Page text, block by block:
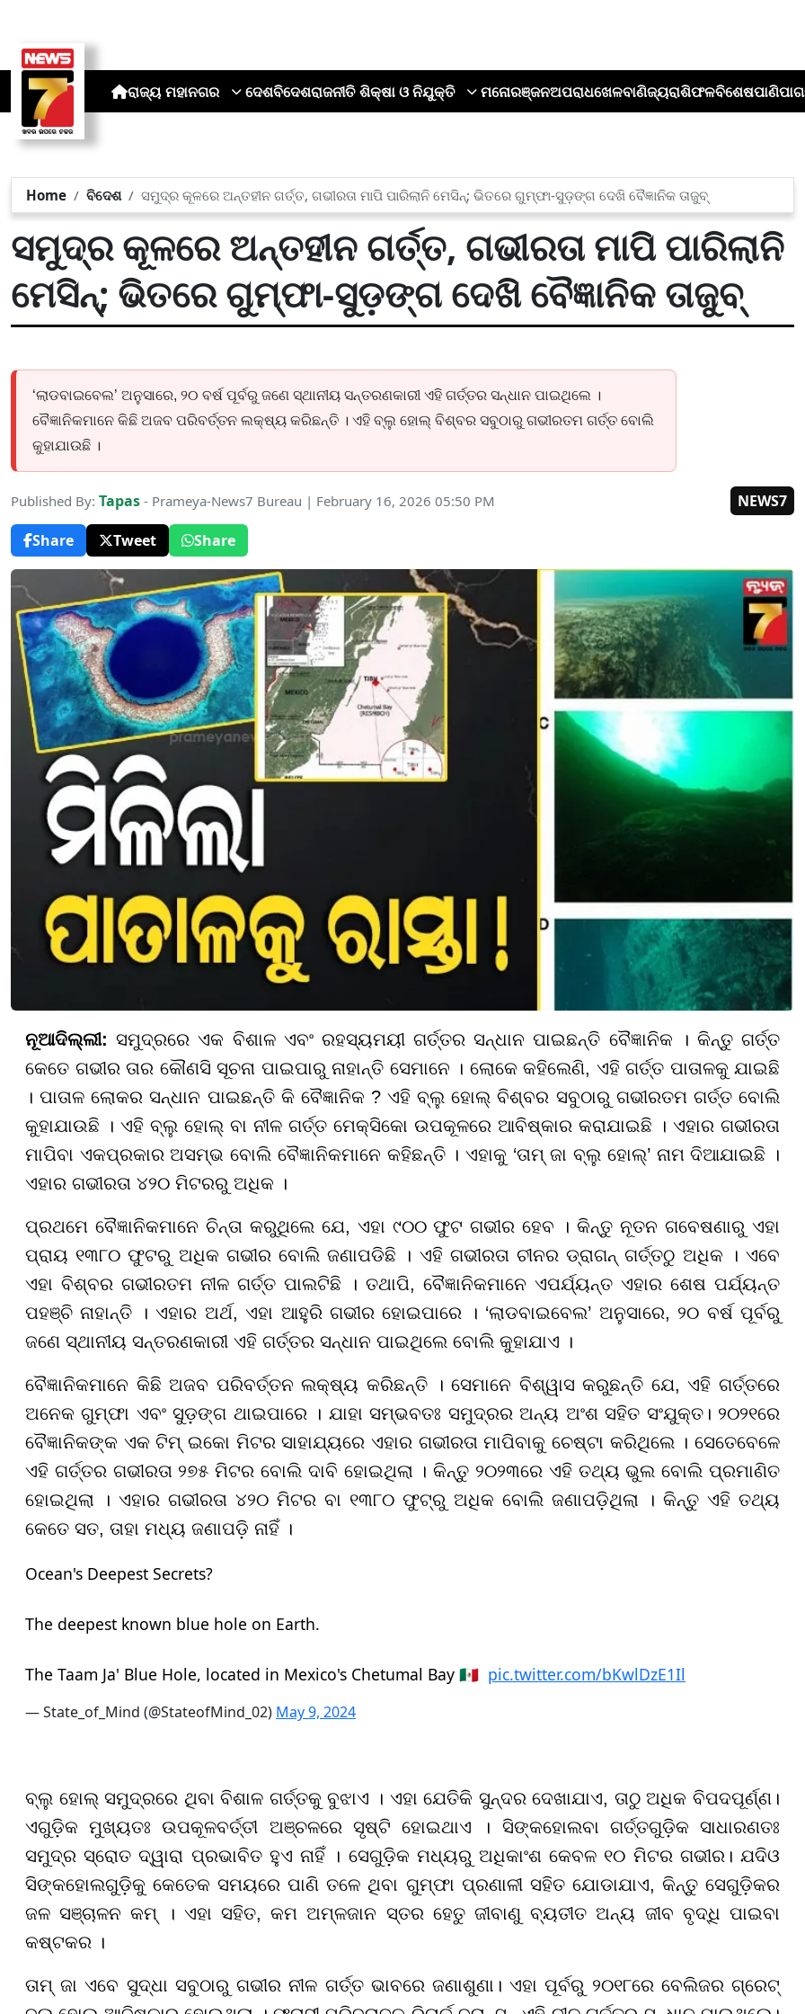
ରାଜ୍ୟ ମହାନଗର ଦେଶବିଦେଶରାଜନୀତି ଶିକ୍ଷା ଓ ନିଯୁକ୍ତି ମନୋରଞ୍ଜନଅପରାଧଖେଳବାଣିଜ୍ୟରାଶିଫଳବିଶେଷପାଣିପାଗ
Home ବିଦେଶ ସମୁଦ୍ର କୂଳରେ ଅନ୍ତହୀନ ଗର୍ତ୍ତ, ଗଭୀରତା ମାପି ପାରିଲାନି ମେସିନ୍; ଭିତରେ ଗୁମ୍ଫା-ସୁଡ଼ଙ୍ଗ ଦେଖି ବୈଜ୍ଞାନିକ ତାଜୁବ୍‌
ସମୁଦ୍ର କୂଳରେ ଅନ୍ତହୀନ ଗର୍ତ୍ତ, ଗଭୀରତା ମାପି ପାରିଲାନି
ମେସିନ୍; ଭିତରେ ଗୁମ୍ଫା-ସୁଡ଼ଙ୍ଗ ଦେଖି ବୈଜ୍ଞାନିକ ତାଜୁବ୍‌
‘ଲାଡବାଇବେଲ’ ଅନୁସାରେ, ୨୦ ବର୍ଷ ପୂର୍ବରୁ ଜଣେ ସ୍ଥାନୀୟ ସନ୍ତରଣକାରୀ ଏହି ଗର୍ତ୍ତର ସନ୍ଧାନ ପାଇଥିଲେ ।
ବୈଜ୍ଞାନିକମାନେ କିଛି ଅଜବ ପରିବର୍ତ୍ତନ ଲକ୍ଷ୍ୟ କରିଛନ୍ତି । ଏହି ବ୍ଲୁ ହୋଲ୍ ବିଶ୍ବର ସବୁଠାରୁ ଗଭୀରତମ ଗର୍ତ୍ତ ବୋଲି
କୁହାଯାଉଛି ।
Published By: Tapas - Prameya-News7 Bureau | February 16, 2026 05:50 PM
NEWS7
Share
Tweet Share
ନୂଆଦିଲ୍ଲୀ: ସମୁଦ୍ରରେ ଏକ ବିଶାଳ ଏବଂ ରହସ୍ୟମୟୀ ଗର୍ତ୍ତର ସନ୍ଧାନ ପାଇଛନ୍ତି ବୈଜ୍ଞାନିକ । କିନ୍ତୁ ଗର୍ତ୍ତ
କେତେ ଗଭୀର ତାର କୌଣସି ସୂଚନା ପାଇପାରୁ ନାହାନ୍ତି ସେମାନେ । ଲୋକେ କହିଲେଣି, ଏହି ଗର୍ତ୍ତ ପାତାଳକୁ ଯାଇଛି
। ପାତାଳ ଲୋକର ସନ୍ଧାନ ପାଇଛନ୍ତି କି ବୈଜ୍ଞାନିକ ? ଏହି ବ୍ଲୁ ହୋଲ୍ ବିଶ୍ବର ସବୁଠାରୁ ଗଭୀରତମ ଗର୍ତ୍ତ ବୋଲି
କୁହାଯାଉଛି । ଏହି ବ୍ଲୁ ହୋଲ୍ ବା ନୀଳ ଗର୍ତ୍ତ ମେକ୍ସିକୋ ଉପକୂଳରେ ଆବିଷ୍କାର କରାଯାଇଛି । ଏହାର ଗଭୀରତା
ମାପିବା ଏକପ୍ରକାର ଅସମ୍ଭ ବୋଲି ବୈଜ୍ଞାନିକମାନେ କହିଛନ୍ତି । ଏହାକୁ ‘ତାମ୍ ଜା ବ୍ଲୁ ହୋଲ୍’ ନାମ ଦିଆଯାଇଛି ।
ଏହାର ଗଭୀରତା ୪୨୦ ମିଟରରୁ ଅଧିକ ।
ପ୍ରଥମେ ବୈଜ୍ଞାନିକମାନେ ଚିନ୍ତା କରୁଥିଲେ ଯେ, ଏହା ୯୦୦ ଫୁଟ ଗଭୀର ହେବ । କିନ୍ତୁ ନୂତନ ଗବେଷଣାରୁ ଏହା
ପ୍ରାୟ ୧୩୮୦ ଫୁଟରୁ ଅଧିକ ଗଭୀର ବୋଲି ଜଣାପଡିଛି । ଏହି ଗଭୀରତା ଚୀନର ଡ୍ରାଗନ୍ ଗର୍ତ୍ତଠୁ ଅଧିକ । ଏବେ
ଏହା ବିଶ୍ବର ଗଭୀରତମ ନୀଳ ଗର୍ତ୍ତ ପାଲଟିଛି । ତଥାପି, ବୈଜ୍ଞାନିକମାନେ ଏପର୍ଯ୍ୟନ୍ତ ଏହାର ଶେଷ ପର୍ଯ୍ୟନ୍ତ
ପହଞ୍ଚି ନାହାନ୍ତି । ଏହାର ଅର୍ଥ, ଏହା ଆହୁରି ଗଭୀର ହୋଇପାରେ । ‘ଲାଡବାଇବେଲ’ ଅନୁସାରେ, ୨୦ ବର୍ଷ ପୂର୍ବରୁ
ଜଣେ ସ୍ଥାନୀୟ ସନ୍ତରଣକାରୀ ଏହି ଗର୍ତ୍ତର ସନ୍ଧାନ ପାଇଥିଲେ ବୋଲି କୁହାଯାଏ ।
ବୈଜ୍ଞାନିକମାନେ କିଛି ଅଜବ ପରିବର୍ତ୍ତନ ଲକ୍ଷ୍ୟ କରିଛନ୍ତି । ସେମାନେ ବିଶ୍ୱାସ କରୁଛନ୍ତି ଯେ, ଏହି ଗର୍ତ୍ତରେ
ଅନେକ ଗୁମ୍ଫା ଏବଂ ସୁଡ଼ଙ୍ଗ ଥାଇପାରେ । ଯାହା ସମ୍ଭବତଃ ସମୁଦ୍ରର ଅନ୍ୟ ଅଂଶ ସହିତ ସଂଯୁକ୍ତ। ୨୦୨୧ରେ
ବୈଜ୍ଞାନିକଙ୍କ ଏକ ଟିମ୍ ଇକୋ ମିଟର ସାହାଯ୍ୟରେ ଏହାର ଗଭୀରତା ମାପିବାକୁ ଚେଷ୍ଟା କରିଥିଲେ । ସେତେବେଳେ
ଏହି ଗର୍ତ୍ତର ଗଭୀରତା ୨୭୫ ମିଟର ବୋଲି ଦାବି ହୋଇଥିଲା । କିନ୍ତୁ ୨୦୨୩ରେ ଏହି ତଥ୍ୟ ଭୁଲ ବୋଲି ପ୍ରମାଣିତ
ହୋଇଥିଲା । ଏହାର ଗଭୀରତା ୪୨୦ ମିଟର ବା ୧୩୮୦ ଫୁଟ୍ରୁ ଅଧିକ ବୋଲି ଜଣାପଡ଼ିଥିଲା । କିନ୍ତୁ ଏହି ତଥ୍ୟ
କେତେ ସତ, ତାହା ମଧ୍ୟ ଜଣାପଡ଼ି ନାହିଁ ।
Ocean's Deepest Secrets?
The deepest known blue hole on Earth.
The Taam Ja' Blue Hole, located in Mexico's Chetumal Bay 🇲🇽 ️ pic.twitter.com/bKwlDzE1Il
— State_of_Mind (@StateofMind_02) May 9, 2024
ବ୍ଲୁ ହୋଲ୍ ସମୁଦ୍ରରେ ଥିବା ବିଶାଳ ଗର୍ତ୍ତକୁ ବୁଝାଏ । ଏହା ଯେତିକି ସୁନ୍ଦର ଦେଖାଯାଏ, ତାଠୁ ଅଧିକ ବିପଦପୂର୍ଣ୍ଣ।
ଏଗୁଡ଼ିକ ମୁଖ୍ୟତଃ ଉପକୂଳବର୍ତ୍ତୀ ଅଞ୍ଚଳରେ ସୃଷ୍ଟି ହୋଇଥାଏ । ସିଙ୍କହୋଲବା ଗର୍ତ୍ତଗୁଡ଼ିକ ସାଧାରଣତଃ
ସମୁଦ୍ର ସ୍ରୋତ ଦ୍ୱାରା ପ୍ରଭାବିତ ହୁଏ ନାହିଁ । ସେଗୁଡ଼ିକ ମଧ୍ୟରୁ ଅଧିକାଂଶ କେବଳ ୧୦ ମିଟର ଗଭୀର। ଯଦିଓ
ସିଙ୍କହୋଲଗୁଡ଼ିକୁ କେତେକ ସମୟରେ ପାଣି ତଳେ ଥିବା ଗୁମ୍ଫା ପ୍ରଣାଳୀ ସହିତ ଯୋଡାଯାଏ, କିନ୍ତୁ ସେଗୁଡ଼ିକର
ଜଳ ସଞ୍ଚାଳନ କମ୍ । ଏହା ସହିତ, କମ ଅମ୍ଳଜାନ ସ୍ତର ହେତୁ ଜୀବାଣୁ ବ୍ୟତୀତ ଅନ୍ୟ ଜୀବ ବୃଦ୍ଧି ପାଇବା
କଷ୍ଟକର ।
ତାମ୍ ଜା ଏବେ ସୁଦ୍ଧା ସବୁଠାରୁ ଗଭୀର ନୀଳ ଗର୍ତ୍ତ ଭାବରେ ଜଣାଶୁଣା। ଏହା ପୂର୍ବରୁ ୨୦୧୮ରେ ବେଲିଜର ଗ୍ରେଟ୍